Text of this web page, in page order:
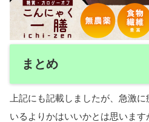
まとめ
上記にも記載しましたが、急激
いるよりかはいいかとは思いま